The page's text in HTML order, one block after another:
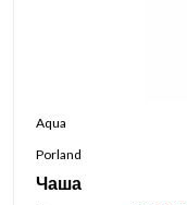
Aqua
Porland
Чаша